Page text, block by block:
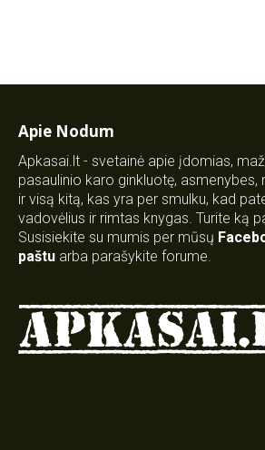
Apie Nodum
Apkasai.lt - svetainė apie įdomias,
pasaulinio karo ginkluotę, asmenybes,
ir visą kitą, kas yra per smulku, kad
vadovėlius ir rimtas knygas. Turite ką
Susisiekite su mumis per mūsų
paštu arba parašykite forume.